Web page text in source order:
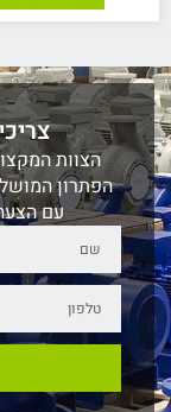
הצוות
הפתרון
עם